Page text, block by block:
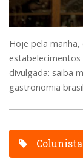
Hoje pela
divulgada: saiba
gastronomia